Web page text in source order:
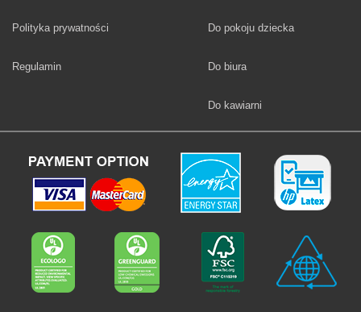
Polityka prywatności
Regulamin
Fototapety
Do pokoju dziecka
Fototapety
Do biura
Fototapety
Do kawiarni